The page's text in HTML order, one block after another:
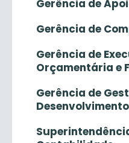
Gerência de
Gerência de
Gerência de
Orçamentária e
Gerência de